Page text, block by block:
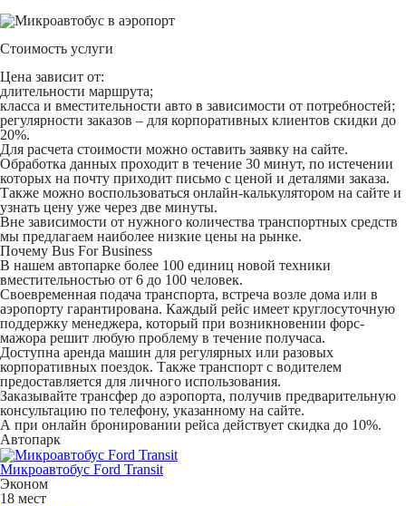
Стоимость услуги
Цена зависит от:
длительности маршрута;
класса и вместительности авто в зависимости от потребностей;
регулярности заказов – для корпоративных клиентов скидки до
20%.
Для расчета стоимости можно оставить заявку на сайте.
Обработка данных проходит в течение 30 минут, по истечении
которых на почту приходит письмо с ценой и деталями заказа.
Также можно воспользоваться онлайн-калькулятором на сайте и
узнать цену уже через две минуты.
Вне зависимости от нужного количества транспортных средств
мы предлагаем наиболее низкие цены на рынке.
Почему Bus For Business
В нашем автопарке более 100 единиц новой техники
вместительностью от 6 до 100 человек.
Своевременная подача транспорта, встреча возле дома или в
аэропорту гарантирована. Каждый рейс имеет круглосуточную
поддержку менеджера, который при возникновении форс-
мажора решит любую проблему в течение получаса.
Доступна аренда машин для регулярных или разовых
корпоративных поездок. Также транспорт с водителем
предоставляется для личного использования.
Заказывайте трансфер до аэропорта, получив предварительную
консультацию по телефону, указанному на сайте.
А при онлайн бронировании рейса действует скидка до 10%.
Автопарк
Микроавтобус Ford Transit
Эконом
18 мест